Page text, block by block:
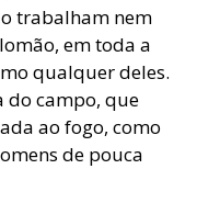
trabalham nem
em toda a
qualquer deles.
do campo, que
ao fogo, como
de pouca